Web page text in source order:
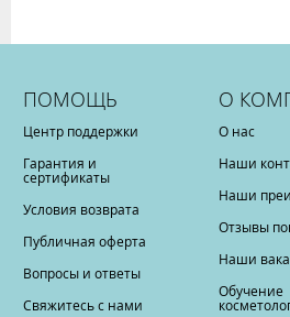
ПОМОЩЬ
Центр поддержки
Гарантия и
сертификаты
Условия возврата
Публичная оферта
Вопросы и ответы
Свяжитесь с нами
О
О нас
Наши
Наши
Отзывы
Наши
Обучение